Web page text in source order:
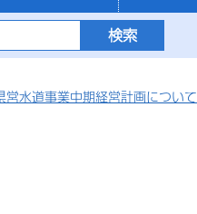
営水道事業中期経営計画について